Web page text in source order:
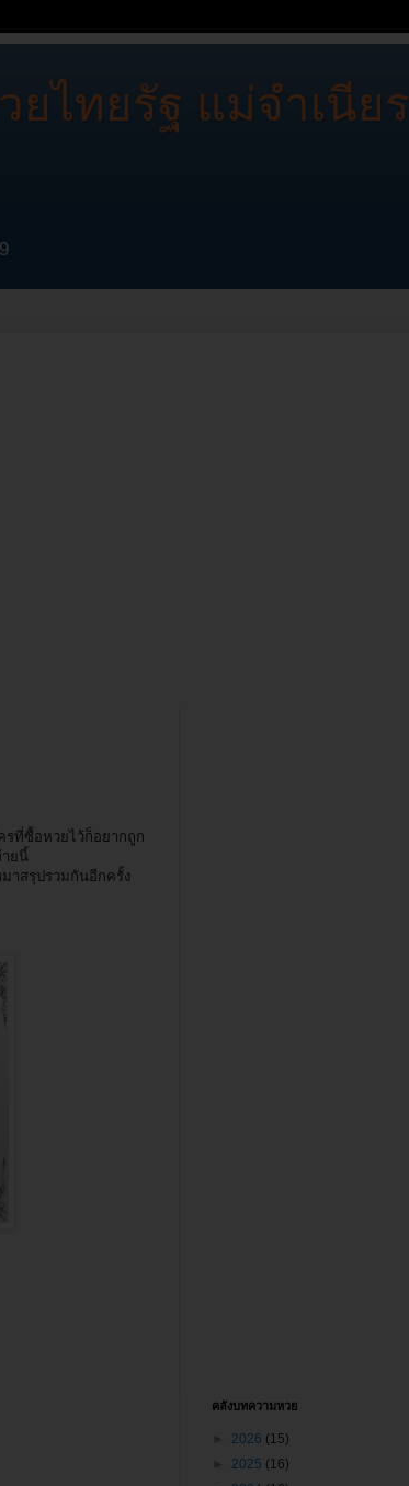
ยไทยรัฐ แม่จำเนียร
รที่ซื้อหวยไว้ก็อยากถูก
ยนี้
าสรุปรวมกันอีกครั้ง
คลังบทความหวย
2026 (15)
2025 (16)